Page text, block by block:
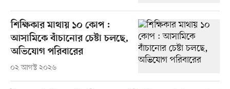
শিক্ষিকার মাথায় ১০ কোপ :
আসামিকে বাঁচানোর চেষ্টা চলছে,
অভিযোগ পরিবারের
০২ আগস্ট ২০২৬